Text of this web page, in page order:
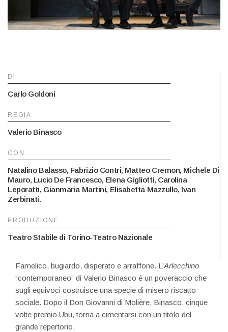
DI
Carlo Goldoni
REGIA
Valerio Binasco
CON
Natalino Balasso, Fabrizio Contri, Matteo Cremon, Michele Di
Mauro, Lucio De Francesco, Elena Gigliotti, Carolina
Leporatti, Gianmaria Martini, Elisabetta Mazzullo, Ivan
Zerbinati.
PRODUZIONE
Teatro Stabile di Torino-Teatro Nazionale
Famelico, bugiardo, disperato e arraffone. L’Arlecchino
“contemporaneo” di Valerio Binasco è un poveraccio che
sugli equivoci costruisce una specie di misero riscatto
sociale. Dopo il Don Giovanni di Molière, Binasco, cinque
volte premio Ubu, torna a cimentarsi con un titolo del
grande repertorio.